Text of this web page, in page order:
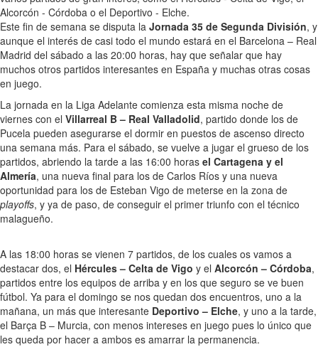
Alcorcón - Córdoba o el Deportivo - Elche.
Este fin de semana se disputa la Jornada 35 de Segunda División, y
aunque el interés de casi todo el mundo estará en el Barcelona – Real
Madrid del sábado a las 20:00 horas, hay que señalar que hay
muchos otros partidos interesantes en España y muchas otras cosas
en juego.
La jornada en la Liga Adelante comienza esta misma noche de
viernes con el Villarreal B – Real Valladolid, partido donde los de
Pucela pueden asegurarse el dormir en puestos de ascenso directo
una semana más. Para el sábado, se vuelve a jugar el grueso de los
partidos, abriendo la tarde a las 16:00 horas el Cartagena y el
Almería, una nueva final para los de Carlos Ríos y una nueva
oportunidad para los de Esteban Vigo de meterse en la zona de
playoffs, y ya de paso, de conseguir el primer triunfo con el técnico
malagueño.
A las 18:00 horas se vienen 7 partidos, de los cuales os vamos a
destacar dos, el Hércules – Celta de Vigo y el Alcorcón – Córdoba,
partidos entre los equipos de arriba y en los que seguro se ve buen
fútbol. Ya para el domingo se nos quedan dos encuentros, uno a la
mañana, un más que interesante Deportivo – Elche, y uno a la tarde,
el Barça B – Murcia, con menos intereses en juego pues lo único que
les queda por hacer a ambos es amarrar la permanencia.